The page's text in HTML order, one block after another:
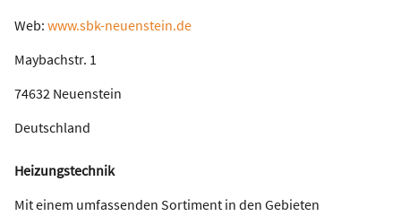
Web: www.sbk-neuenstein.de
Maybachstr. 1
74632 Neuenstein
Deutschland
Heizungstechnik
Mit einem umfassenden Sortiment in den Gebieten